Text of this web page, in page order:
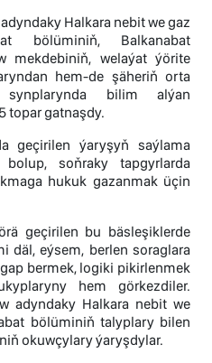
Halkara nebit we gaz
bölüminiň, Balkanabat
mekdebiniň, welaýat ýörite
hem-de şäheriň orta
synplarynda bilim alýan
topar gatnaşdy.
geçirilen ýaryşyň saýlama
soňraky tapgyrlarda
hukuk gazanmak üçin
geçirilen bu bäsleşiklerde
däl, eýsem, berlen soraglara
bermek, logiki pikirlenmek
hem görkezdiler.
adyndaky Halkara nebit we
bölüminiň talyplary bilen
okuwçylary ýaryşdylar.